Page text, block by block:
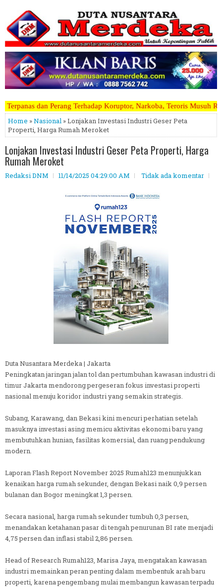
Koruptor, Narkoba, Teroris Musuh Rakyat ~~~~~>>>>>
Home »Nasional » Lonjakan Investasi Industri Geser Peta
Properti, Harga Rumah Meroket
Lonjakan Investasi Industri Geser Peta Properti, Harga
Rumah Meroket
Redaksi DNM 11/14/2025 04:29:00 AM Tidak ada komentar
Duta Nusantara Merdeka | Jakarta
Peningkatan jaringan jalan tol dan pertumbuhan kawasan industri di
timur Jakarta mendorong pergeseran fokus investasi properti
nasional menuju koridor industri yang semakin strategis.
Subang, Karawang, dan Bekasi kini mencuri perhatian setelah
masuknya investasi asing memicu aktivitas ekonomi baru yang
membutuhkan hunian, fasilitas komersial, dan ruang pendukung
modern.
Laporan Flash Report November 2025 Rumah123 menunjukkan
kenaikan harga rumah sekunder, dengan Bekasi naik 0,9 persen
bulanan dan Bogor meningkat 1,3 persen.
Secara nasional, harga rumah sekunder tumbuh 0,3 persen,
menandakan ketahanan pasar di tengah penurunan BI rate menjadi
4,75 persen dan inflasi stabil 2,86 persen.
Head of Research Rumah123, Marisa Jaya, mengatakan kawasan
industri memainkan peran penting dalam membentuk arah baru
properti, karena pengembang mulai membangun kawasan terpadu